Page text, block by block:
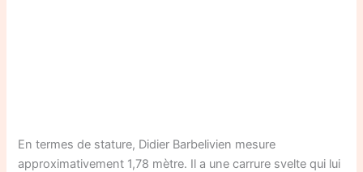
En termes de stature, Didier Barbelivien mesure
approximativement 1,78 mètre. Il a une carrure svelte qui lui